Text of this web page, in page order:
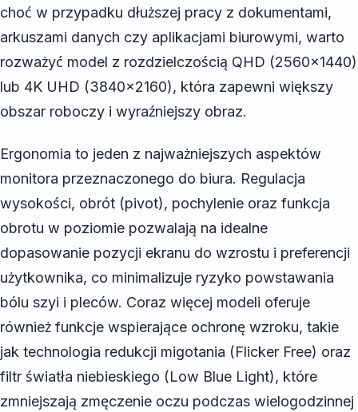
choć w przypadku dłuższej pracy z dokumentami,
arkuszami danych czy aplikacjami biurowymi, warto
rozważyć model z rozdzielczością QHD (2560×1440)
lub 4K UHD (3840×2160), która zapewni większy
obszar roboczy i wyraźniejszy obraz.
Ergonomia to jeden z najważniejszych aspektów
monitora przeznaczonego do biura. Regulacja
wysokości, obrót (pivot), pochylenie oraz funkcja
obrotu w poziomie pozwalają na idealne
dopasowanie pozycji ekranu do wzrostu i preferencji
użytkownika, co minimalizuje ryzyko powstawania
bólu szyi i pleców. Coraz więcej modeli oferuje
również funkcje wspierające ochronę wzroku, takie
jak technologia redukcji migotania (Flicker Free) oraz
filtr światła niebieskiego (Low Blue Light), które
zmniejszają zmęczenie oczu podczas wielogodzinnej